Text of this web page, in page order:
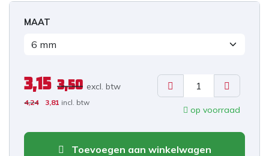
MAAT
3,15 3,50 excl. btw
4,24 3,81 incl. btw
op voorraad
Toevoegen aan winkelwagen